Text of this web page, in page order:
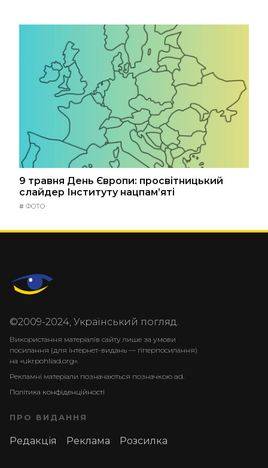
9 травня День Європи: просвітницький
слайдер Інституту нацпам’яті
# ФОТО
©2009-2024, Український погляд.
Використання матеріалів сайту лише за умови
посилання (для інтернет-видань — гіперпосилання)
на «ukrpohliad.org».
Рекламні матеріали позначаються позначкою ad.
Політика конфіденційності
ПРО ВИДАННЯ
Редакція Реклама Розсилка